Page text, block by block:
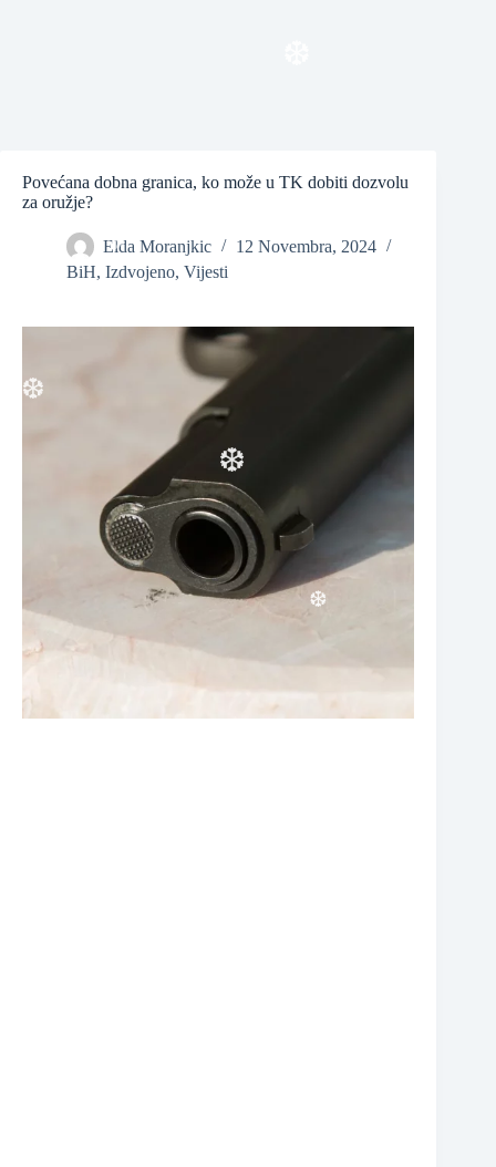
Povećana dobna granica, ko može u TK dobiti dozvolu
za oružje?
Elda Moranjkic
12 Novembra, 2024
BiH, Izdvojeno, Vijesti
❆
❆
❆